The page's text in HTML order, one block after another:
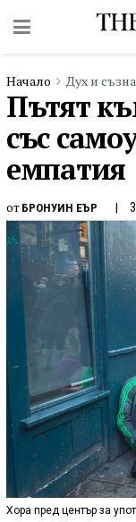
Начало Дух и
Пътят
със
емпатия
от БРОНУИН ЕЪР
Хора пред център за